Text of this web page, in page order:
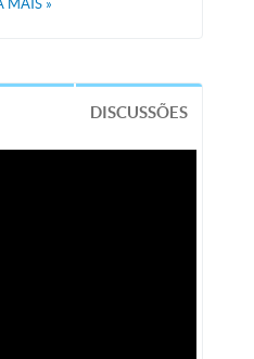
MAIS »
DISCUSSÕES